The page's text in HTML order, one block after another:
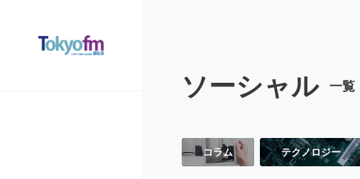
ソーシャル 一覧
コラム テクノロジー